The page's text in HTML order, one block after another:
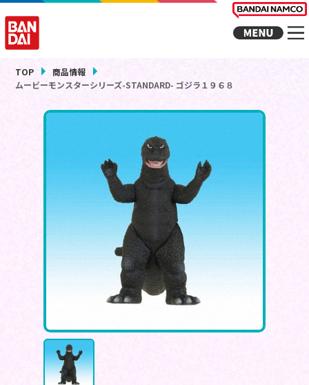
TOP
商品情報
ムービーモンスターシリーズ-STANDARD- ゴジラ１９６８